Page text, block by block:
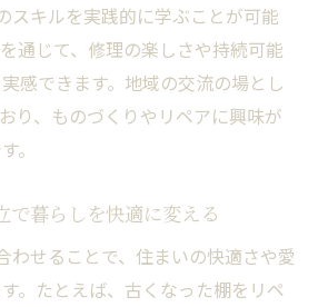
スキルを実践的に学ぶことが可能
通じて、修理の楽しさや持続可能
感できます。地域の交流の場とし
り、ものづくりやリペアに興味が
。
暮らしを快適に変える
わせることで、住まいの快適さや愛
。たとえば、古くなった棚をリペ